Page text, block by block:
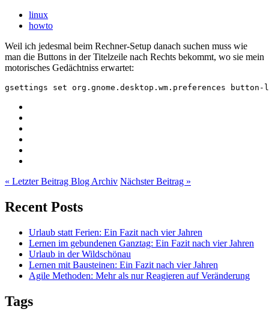
linux
howto
Weil ich jedesmal beim Rechner-Setup danach suchen muss wie
man die Buttons in der Titelzeile nach Rechts bekommt, wo sie mein
motorisches Gedächtniss erwartet:
« Letzter Beitrag Blog Archiv Nächster Beitrag »
Recent Posts
Urlaub statt Ferien: Ein Fazit nach vier Jahren
Lernen im gebundenen Ganztag: Ein Fazit nach vier Jahren
Urlaub in der Wildschönau
Lernen mit Bausteinen: Ein Fazit nach vier Jahren
Agile Methoden: Mehr als nur Reagieren auf Veränderung
Tags